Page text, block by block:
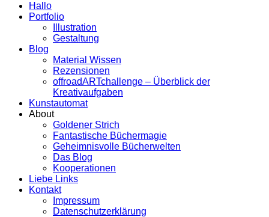
Hallo
Portfolio
Illustration
Gestaltung
Blog
Material Wissen
Rezensionen
offroadARTchallenge – Überblick der
Kreativaufgaben
Kunstautomat
About
Goldener Strich
Fantastische Büchermagie
Geheimnisvolle Bücherwelten
Das Blog
Kooperationen
Liebe Links
Kontakt
Impressum
Datenschutzerklärung